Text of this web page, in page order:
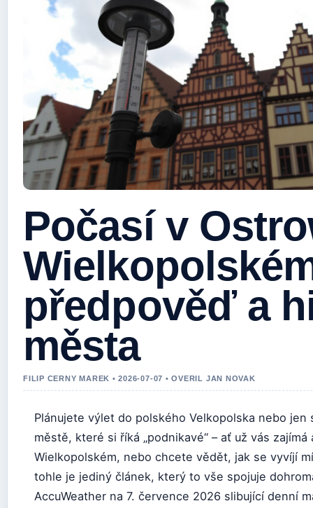
Počasí v
předpověď a
města
FILIP CERNY MAREK • 2026-07-07 • OVERIL JAN NOVAK
Plánujete výlet do polského Velkopolska nebo
městě, které si říká „podnikavé“ – ať už vás
Wielkopolském, nebo chcete vědět, jak se vyvíjí
tohle je jediný článek, který to vše spojuje
AccuWeather na 7. července 2026 slibující denní